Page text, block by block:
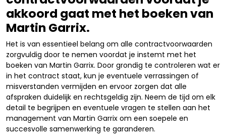
akkoord gaat met het boeken van
Martin Garrix.
Het is van essentieel belang om alle contractvoorwaarden
zorgvuldig door te nemen voordat je instemt met het
boeken van Martin Garrix. Door grondig te controleren wat er
in het contract staat, kun je eventuele verrassingen of
misverstanden vermijden en ervoor zorgen dat alle
afspraken duidelijk en rechtsgeldig zijn. Neem de tijd om elk
detail te begrijpen en eventuele vragen te stellen aan het
management van Martin Garrix om een soepele en
succesvolle samenwerking te garanderen.